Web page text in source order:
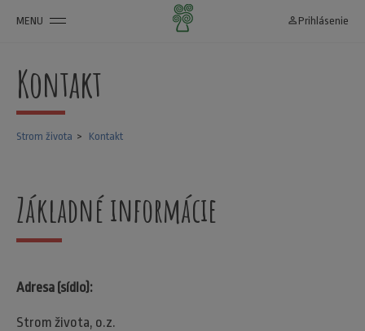
MENU person_outline Prihlásenie
Kontakt
Strom života Kontakt
Základné informácie
Adresa (sídlo):
Strom života, o.z.